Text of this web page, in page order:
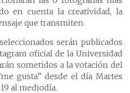
en cuenta la creatividad, la
que transmiten.
serán publicados
oficial de la Universidad
sometidos a la votación del
gusta” desde el día Martes
al mediodía.